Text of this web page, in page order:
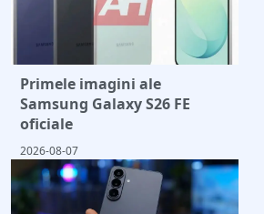
Primele imagini ale
Samsung Galaxy S26 FE
oficiale
2026-08-07